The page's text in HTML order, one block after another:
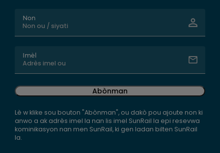
Non
Imèl
Abònman
Lè w klike sou bouton "Abònman", ou dakò pou ajoute non ki
anwo a ak adrès imel la nan lis imel SunRail la epi resevwa
kominikasyon nan men SunRail, ki gen ladan bilten SunRail
la.